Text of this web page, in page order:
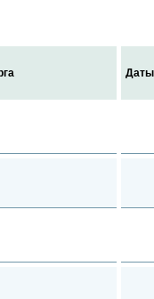
Даты